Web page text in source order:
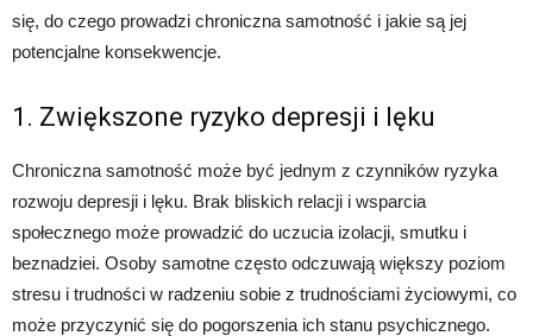
się, do czego prowadzi chroniczna samotność i jakie są jej
potencjalne konsekwencje.
1. Zwiększone ryzyko depresji i lęku
Chroniczna samotność może być jednym z czynników ryzyka
rozwoju depresji i lęku. Brak bliskich relacji i wsparcia
społecznego może prowadzić do uczucia izolacji, smutku i
beznadziei. Osoby samotne często odczuwają większy poziom
stresu i trudności w radzeniu sobie z trudnościami życiowymi, co
może przyczynić się do pogorszenia ich stanu psychicznego.